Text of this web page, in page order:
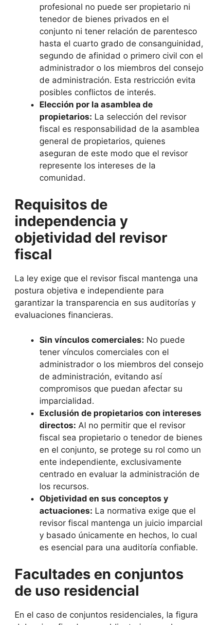
profesional no puede ser propietario ni
tenedor de bienes privados en el
conjunto ni tener relación de parentesco
hasta el cuarto grado de consanguinidad,
segundo de afinidad o primero civil con el
administrador o los miembros del consejo
de administración. Esta restricción evita
posibles conflictos de interés.
Elección por la asamblea de
propietarios: La selección del revisor
fiscal es responsabilidad de la asamblea
general de propietarios, quienes
aseguran de este modo que el revisor
represente los intereses de la
comunidad.
Requisitos de
independencia y
objetividad del revisor
fiscal
La ley exige que el revisor fiscal mantenga una
postura objetiva e independiente para
garantizar la transparencia en sus auditorías y
evaluaciones financieras.
Sin vínculos comerciales: No puede
tener vínculos comerciales con el
administrador o los miembros del consejo
de administración, evitando así
compromisos que puedan afectar su
imparcialidad.
Exclusión de propietarios con intereses
directos: Al no permitir que el revisor
fiscal sea propietario o tenedor de bienes
en el conjunto, se protege su rol como un
ente independiente, exclusivamente
centrado en evaluar la administración de
los recursos.
Objetividad en sus conceptos y
actuaciones: La normativa exige que el
revisor fiscal mantenga un juicio imparcial
y basado únicamente en hechos, lo cual
es esencial para una auditoría confiable.
Facultades en conjuntos
de uso residencial
En el caso de conjuntos residenciales, la figura